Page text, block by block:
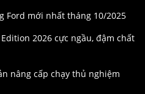
Ford mới nhất tháng 10/2025
2026 cực ngầu, đậm chất
nâng cấp chạy thủ nghiệm